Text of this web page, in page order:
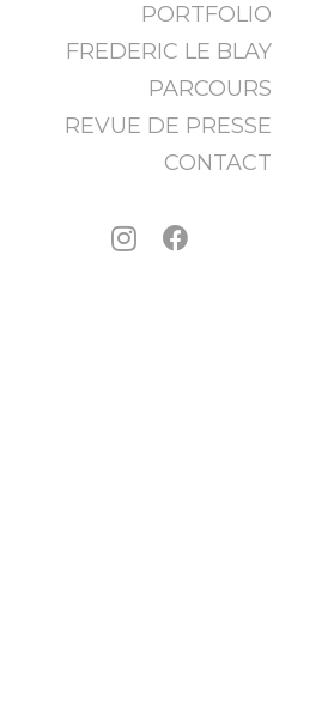
PORTFOLIO
FREDERIC LE BLAY
PARCOURS
REVUE DE PRESSE
CONTACT